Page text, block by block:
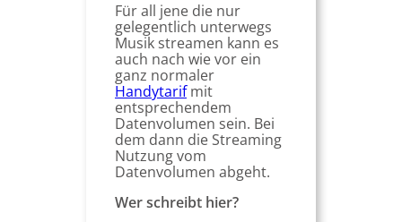
Für all jene die nur
gelegentlich unterwegs
Musik streamen kann es
auch nach wie vor ein
ganz normaler
Handytarifmit
entsprechendem
Datenvolumen sein. Bei
dem dann die Streaming
Nutzung vom
Datenvolumen abgeht.
Wer schreibt hier?